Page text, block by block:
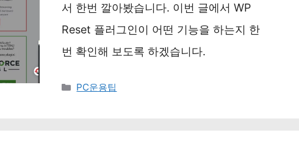
서 한번 깔아봤습니다. 이번 글에서 WP
Reset 플러그인이 어떤 기능을 하는지 한
번 확인해 보도록 하겠습니다.
카
PC운용팁